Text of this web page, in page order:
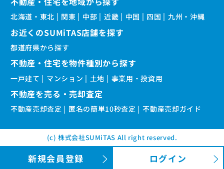
北海道・東北 関東 中部 近畿 中国 四国 九州・沖縄
お近くのSUMiTAS店舗を探す
都道府県から探す
不動産・住宅を物件種別から探す
一戸建て マンション 土地 事業用・投資用
不動産を売る・売却査定
不動産売却査定 匿名の簡単10秒査定 不動産売却ガイド
(c) 株式会社SUMiTAS All right reserved.
新規会員登録 ログイン